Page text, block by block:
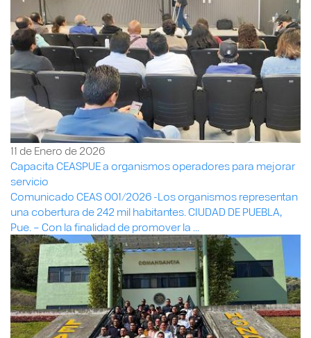
11 de Enero de 2026
Capacita CEASPUE a organismos operadores para mejorar
servicio
Comunicado CEAS 001/2026 -Los organismos representan
una cobertura de 242 mil habitantes. CIUDAD DE PUEBLA,
Pue. – Con la finalidad de promover la ...